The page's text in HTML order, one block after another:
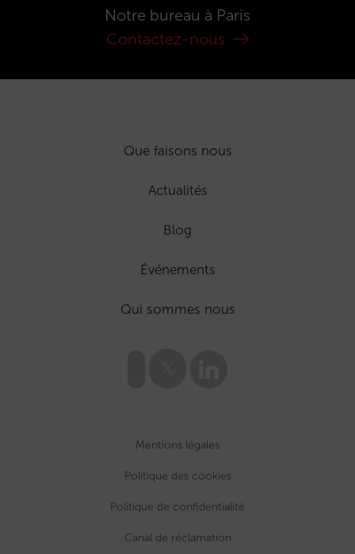
Notre bureau à Paris
Contactez-nous
Que faisons nous
Actualités
Blog
Événements
Qui sommes nous
Mentions légales
Politique des cookies
Politique de confidentialité
Canal de réclamation